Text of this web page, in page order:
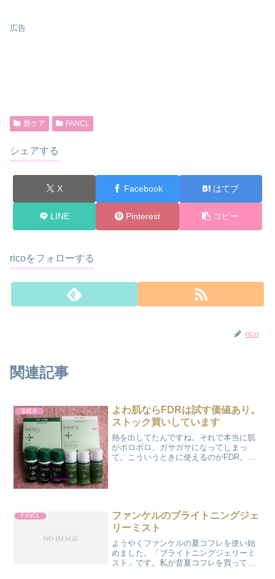
広告
唇ケア FANCL
シェアする
X Facebook はてブ
LINE Pinterest コピー
ricoをフォローする
rico
関連記事
化粧水
よわ肌ならFDRは試す価値あり。
ストック買いしています
熱を出してたんですね。それで本当に肌
がボロボロ、ガサガサになってしまっ
て。こういうときに使えるのがFDR。
FANCL
ファンケルのブライトニングジェ
リーミスト
ようやくファンケルの夏コフレを使い始
めました。「ブライトニングジェリーミ
スト」です。私が昔夏コフレを買ってい